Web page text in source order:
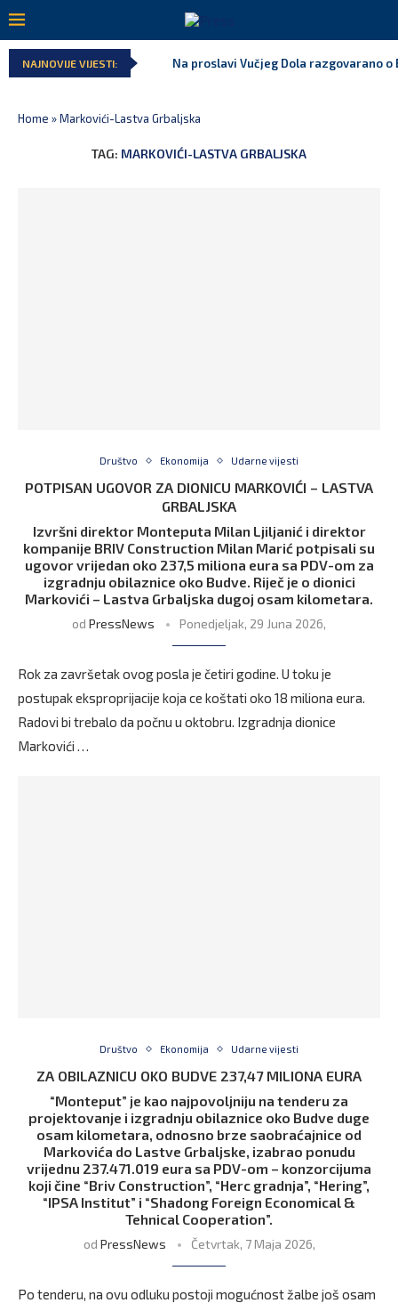
NAJNOVIJE VIJESTI: Na proslavi Vučjeg Dola razgovarano
Home »Markovići-Lastva Grbaljska
TAG: MARKOVIĆI-LASTVA GRBALJSKA
Društvo Ekonomija Udarne vijesti
POTPISAN UGOVOR ZA DIONICU MARKOVIĆI – LASTVA
GRBALJSKA
Izvršni direktor Monteputa Milan Ljiljanić i direktor
kompanije BRIV Construction Milan Marić potpisali su
ugovor vrijedan oko 237,5 miliona eura sa PDV-om za
izgradnju obilaznice oko Budve. Riječ je o dionici
Markovići – Lastva Grbaljska dugoj osam kilometara.
od PressNews Ponedjeljak, 29 Juna 2026,
Rok za završetak ovog posla je četiri godine. U toku je
postupak eksproprijacije koja ce koštati oko 18 miliona eura.
Radovi bi trebalo da počnu u oktobru. Izgradnja dionice
Markovići …
Društvo Ekonomija Udarne vijesti
ZA OBILAZNICU OKO BUDVE 237,47 MILIONA EURA
“Monteput” je kao najpovoljniju na tenderu za
projektovanje i izgradnju obilaznice oko Budve duge
osam kilometara, odnosno brze saobraćajnice od
Markovića do Lastve Grbaljske, izabrao ponudu
vrijednu 237.471.019 eura sa PDV-om – konzorcijuma
koji čine “Briv Construction”, “Herc gradnja”, “Hering”,
“IPSA Institut” i “Shadong Foreign Economical &
Tehnical Cooperation”.
od PressNews Četvrtak, 7 Maja 2026,
Po tenderu, na ovu odluku postoji mogućnost žalbe još osam